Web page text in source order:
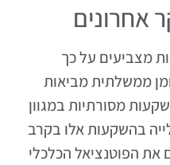
אחרונים
מצביעים על כך
ממשלתית מביאות
מסורתיות במגוון
בהשקעות אלו בקרב
את הפוטנציאל הכלכלי